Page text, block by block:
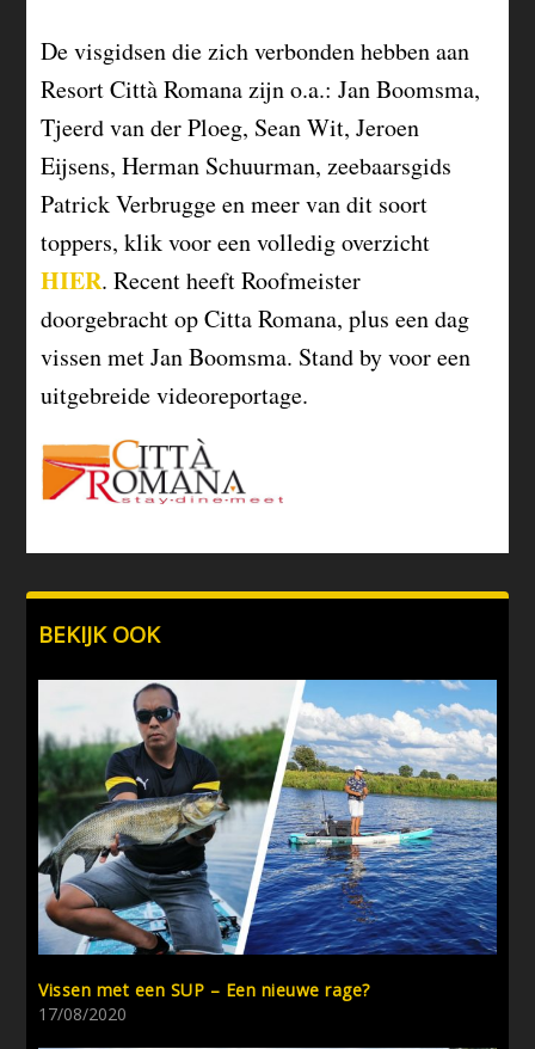
De visgidsen die zich verbonden hebben aan
Resort Città Romana zijn o.a.: Jan Boomsma,
Tjeerd van der Ploeg, Sean Wit, Jeroen
Eijsens, Herman Schuurman, zeebaarsgids
Patrick Verbrugge en meer van dit soort
toppers, klik voor een volledig overzicht
HIER. Recent heeft Roofmeister
doorgebracht op Citta Romana, plus een dag
vissen met Jan Boomsma. Stand by voor een
uitgebreide videoreportage.
BEKIJK OOK
Vissen met een SUP – Een nieuwe rage?
17/08/2020